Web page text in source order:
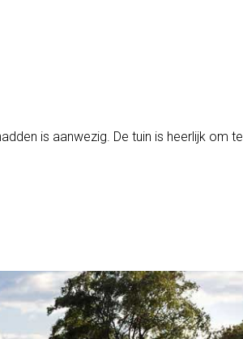
is aanwezig. De tuin is heerlijk om te